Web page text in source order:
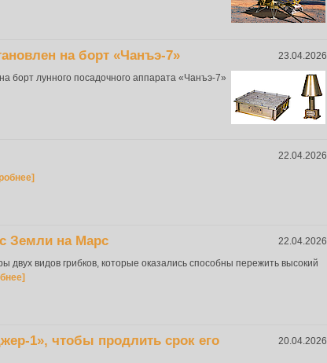
23.04.2026
на борт «Чанъэ-7»
борт лунного посадочного аппарата «Чанъэ-7»
22.04.2026
22.04.2026
Земли на Марс
видов грибков, которые оказались способны пережить высокий
20.04.2026
1», чтобы продлить срок его